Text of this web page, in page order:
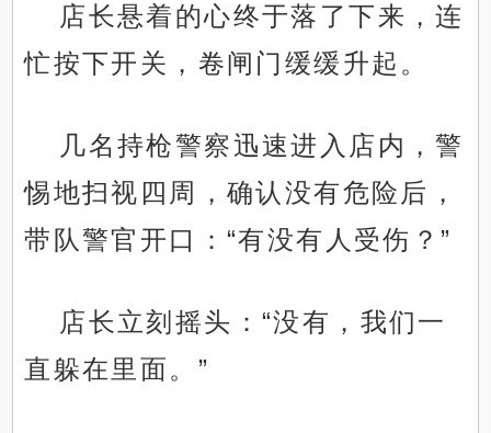
店长悬着的心终于落了下来，连
忙按下开关，卷闸门缓缓升起。
几名持枪警察迅速进入店内，警
惕地扫视四周，确认没有危险后，
带队警官开口：“有没有人受伤？”
店长立刻摇头：“没有，我们一
直躲在里面。”